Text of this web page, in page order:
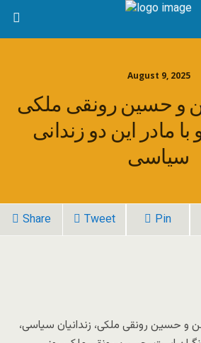
August 9, 2025
حسین رونقی ملکی
مادر این دو زندانی
سیاسی
Share Tweet Pin
و حسین رونقی ملکی، زندانیان سیاسی،